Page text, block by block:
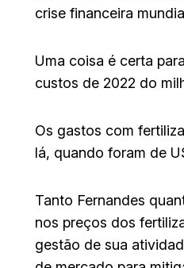
crise financeira
Uma coisa é certa
custos de 2022 do
Os gastos com
lá, quando foram de
Tanto Fernandes
nos preços dos
gestão de sua